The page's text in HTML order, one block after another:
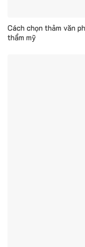
Cách chọn thảm văn
thẩm mỹ